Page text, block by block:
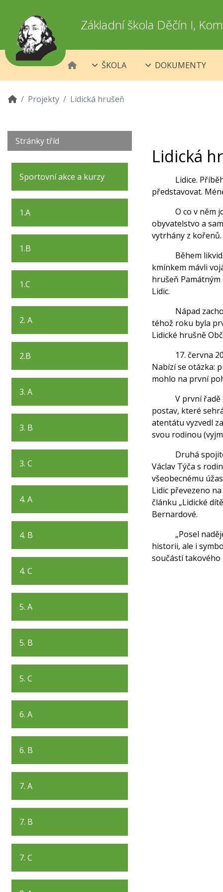
Základní škola Děčín I,
ŠKOLA DOKUMENTY
Projekty Lidická hrušeň
Lidická
Lidice.
představovat.
O co v něm
obyvatelstvo a
vytrhány z
Během
kmínkem mávli
hrušeň
Lidic.
Nápad
téhož roku byla
Lidické hrušně
17. června
Nabízí se otázka:
mohlo na první
V první řadě
postav, které
atentátu vyzvedl
svou rodinou
Druhá
Václav Týča s
všeobecnému
Lidic převezeno
článku „Lidické
Bernardové.
„Posel
historii, ale i
součástí takového
Stránky tříd
Sportovní akce a kurzy
1.A
1.B
1.C
2. A
2.B
3. A
3. B
3. C
4. A
4. B
4. C
5. A
5. B
5. C
6. A
6. B
7. A
7. B
7. C